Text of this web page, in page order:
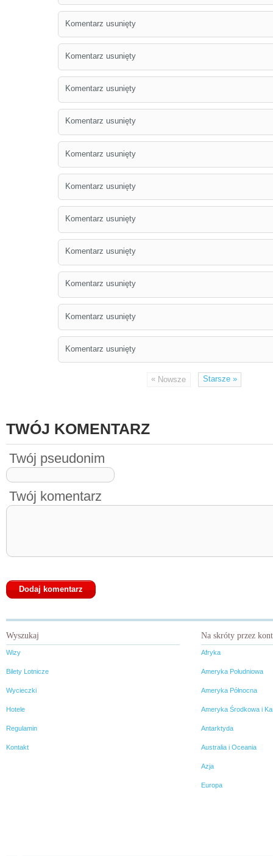
Komentarz usunięty
Komentarz usunięty
Komentarz usunięty
Komentarz usunięty
Komentarz usunięty
Komentarz usunięty
Komentarz usunięty
Komentarz usunięty
Komentarz usunięty
Komentarz usunięty
Komentarz usunięty
« Nowsze Starsze»
TWÓJ KOMENTARZ
Twój pseudonim
Twój komentarz
Wyszukaj
Wizy
Bilety Lotnicze
Wycieczki
Hotele
Regulamin
Kontakt
Na skróty przez
Afryka
Ameryka Południowa
Ameryka Północna
Ameryka Środkowa i
Antarktyda
Australia i Oceania
Azja
Europa